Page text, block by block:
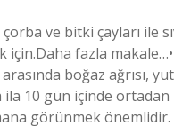
ve bitki çayları ile
için.Daha fazla
boğaz ağrısı,
10 gün içinde ortadan
görünmek önemlidir.